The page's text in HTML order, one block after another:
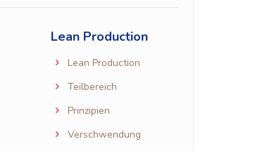
Lean Production
Lean Production
Teilbereich
Prinzipien
Verschwendung